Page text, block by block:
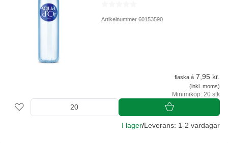
Artikelnummer 60153590
flaska á 7,95 kr.
(inkl. moms)
Minimiköp: 20 stk
I lager/Leverans: 1-2 vardagar